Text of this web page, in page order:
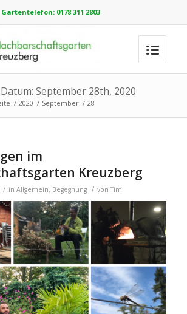
Gartentelefon: 0178 311 2803
September 28th, 2020
/ 2020 / September / 28
im
Kreuzberg
/ in Allgemein, Begegnung / vonTim